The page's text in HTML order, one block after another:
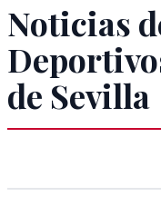
Noticias
de Sevilla